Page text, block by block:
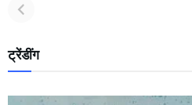
ट्रेंडींग